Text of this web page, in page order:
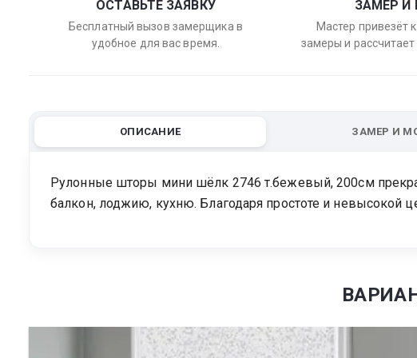
ОСТАВЬТЕ ЗАЯВКУ
Бесплатный вызов замерщика в
удобное для вас время.
ЗАМЕР И
Мастер привезёт
замеры и
ОПИСАНИЕ ЗАМЕР И
Рулонные шторы мини шёлк 2746 т.бежевый, 200см
балкон, лоджию, кухню. Благодаря простоте и невысокой